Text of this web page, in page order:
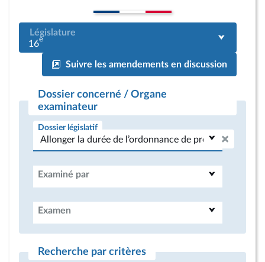
Législature
16e
Suivre les amendements en discussion
Dossier concerné / Organe
examinateur
Dossier législatif
Examiné par
Examen
Recherche par critères